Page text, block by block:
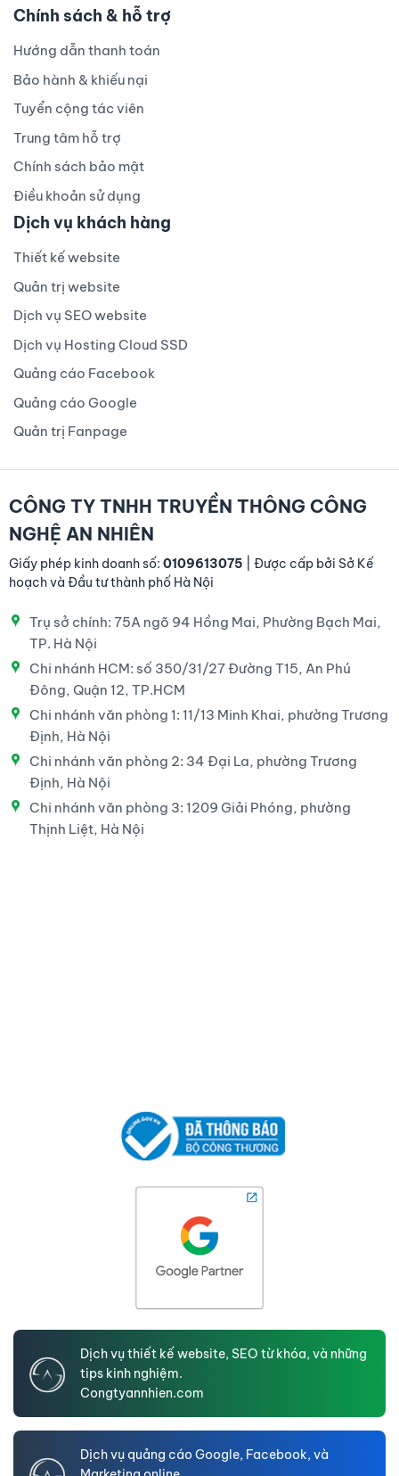
Chính sách & hỗ trợ
Hướng dẫn thanh toán
Bảo hành & khiếu nại
Tuyển cộng tác viên
Trung tâm hỗ trợ
Chính sách bảo mật
Điều khoản sử dụng
Dịch vụ khách hàng
Thiết kế website
Quản trị website
Dịch vụ SEO website
Dịch vụ Hosting Cloud SSD
Quảng cáo Facebook
Quảng cáo Google
Quản trị Fanpage
CÔNG TY TNHH TRUYỀN THÔNG CÔNG
NGHỆ AN NHIÊN
Giấy phép kinh doanh số: 0109613075 | Được cấp bởi Sở Kế
hoạch và Đầu tư thành phố Hà Nội
Trụ sở chính: 75A ngõ 94 Hồng Mai, Phường Bạch Mai,
TP. Hà Nội
Chi nhánh HCM: số 350/31/27 Đường T15, An Phú
Đông, Quận 12, TP.HCM
Chi nhánh văn phòng 1: 11/13 Minh Khai, phường Trương
Định, Hà Nội
Chi nhánh văn phòng 2: 34 Đại La, phường Trương
Định, Hà Nội
Chi nhánh văn phòng 3: 1209 Giải Phóng, phường
Thịnh Liệt, Hà Nội
Dịch vụ thiết kế website, SEO từ khóa, và những
tips kinh nghiệm.
Congtyannhien.com
Dịch vụ quảng cáo Google, Facebook, và